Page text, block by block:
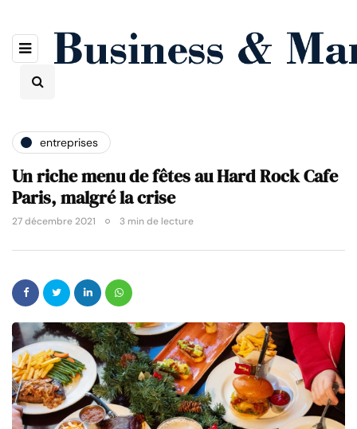
entreprises
Un riche menu de fêtes au Hard Rock Cafe
Paris, malgré la crise
27 décembre 2021 3 min de lecture